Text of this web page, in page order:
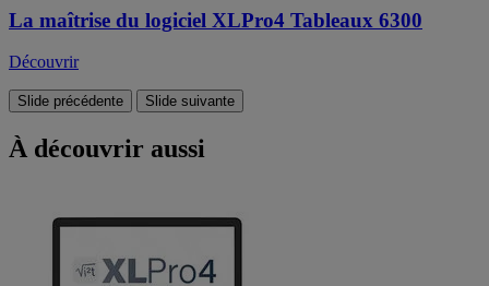
La maîtrise du logiciel XLPro4 Tableaux 6300
Découvrir
Slide précédente Slide suivante
À découvrir aussi